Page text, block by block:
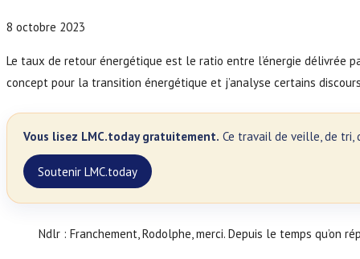
8 octobre 2023
Le taux de retour énergétique est le ratio entre l’énergie délivrée
concept pour la transition énergétique et j’analyse certains
Vous lisez LMC.today gratuitement. Ce travail de veille, de tri,
Soutenir LMC.today
Ndlr : Franchement, Rodolphe, merci. Depuis le temps